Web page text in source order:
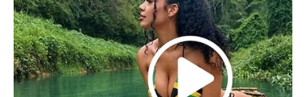
srećnijeg života
Zvijezde vam poručuju da ne sumnjate u sebe i da ne
dozvolite prošlosti da vas zaustavi. Pred vama su dani